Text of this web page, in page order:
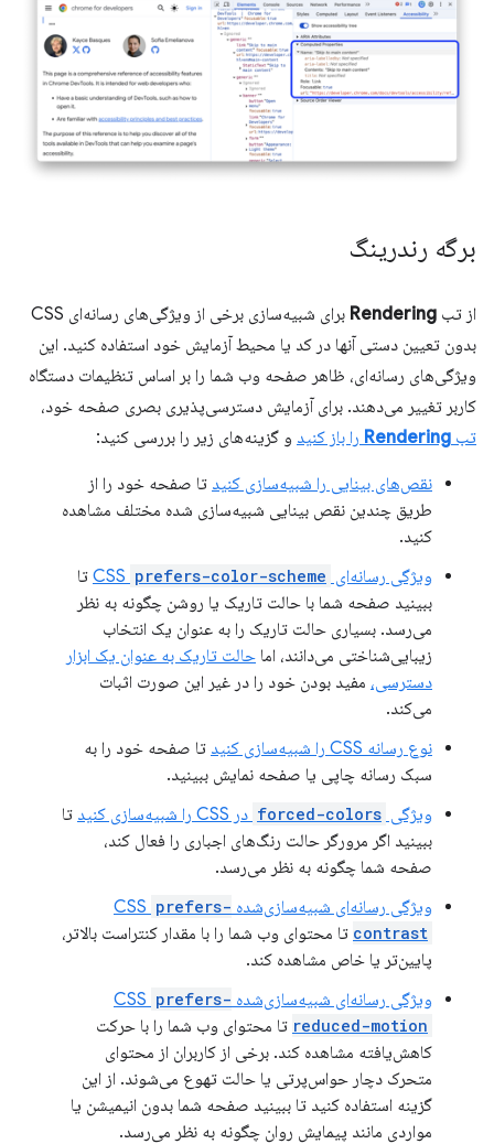
برگه رندرینگ
از تب Rendering
برای شبیه‌سازی برخی از ویژگی‌های رسانه‌ای CSS
بدون تعیین دستی آنها در کد یا محیط آزمایش خود استفاده کنید. این
ویژگی‌های رسانه‌ای، ظاهر صفحه وب شما را بر اساس تنظیمات دستگاه
کاربر تغییر می‌دهند. برای آزمایش دسترسی‌پذیری بصری صفحه خود،
تب Rendering را باز کنید و گزینه‌های زیر را بررسی کنید:
نقص‌های بینایی را شبیه‌سازی کنید تا صفحه خود را از
طریق چندین نقص بینایی شبیه‌سازی شده مختلف مشاهده
کنید.
ویژگی رسانه‌ای CSS prefers-color-scheme
تا
ببینید صفحه شما با حالت تاریک یا روشن چگونه به نظر
می‌رسد. بسیاری حالت تاریک را به عنوان یک انتخاب
زیبایی‌شناختی می‌دانند، اما حالت تاریک به عنوان یک ابزار
دسترسی، مفید بودن خود را در غیر این صورت اثبات
می‌کند.
نوع رسانه CSS را شبیه‌سازی کنید
تا صفحه خود را به
سبک رسانه چاپی یا صفحه نمایش ببینید.
ویژگی forced-colors در CSS را شبیه‌سازی کنید
تا
ببینید اگر مرورگر حالت رنگ‌های اجباری را فعال کند،
صفحه شما چگونه به نظر می‌رسد.
ویژگی رسانه‌ای شبیه‌سازی‌شده CSS prefers-
contrast تا محتوای وب شما را با مقدار کنتراست بالاتر،
پایین‌تر یا خاص مشاهده کند.
ویژگی رسانه‌ای شبیه‌سازی‌شده CSS prefers-
reduced-motion تا محتوای وب شما را با حرکت
کاهش‌یافته مشاهده کند. برخی از کاربران از محتوای
متحرک دچار حواس‌پرتی یا حالت تهوع می‌شوند. از این
گزینه استفاده کنید تا ببینید صفحه شما بدون انیمیشن یا
مواردی مانند پیمایش روان چگونه به نظر می‌رسد.